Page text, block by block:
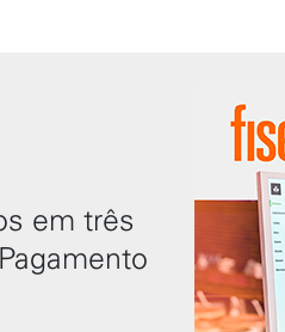
em três